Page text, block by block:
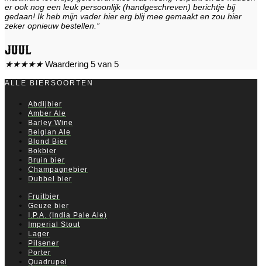
er ook nog een leuk persoonlijk (handgeschreven) berichtje bij
gedaan! Ik heb mijn vader hier erg blij mee gemaakt en zou hier
zeker opnieuw bestellen.”
Juul
★★★★★ Waardering 5 van 5
ALLE BIERSOORTEN
Abdijbier
Amber Ale
Barley Wine
Belgian Ale
Blond Bier
Bokbier
Bruin bier
Champagnebier
Dubbel bier
Fruitbier
Geuze bier
I.P.A. (India Pale Ale)
Imperial Stout
Lager
Pilsener
Porter
Quadrupel